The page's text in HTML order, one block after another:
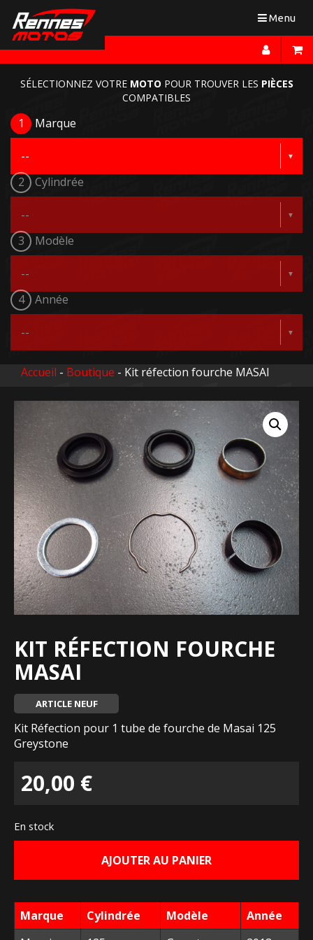
Toggle
Menu
SÉLECTIONNEZ VOTRE MOTO POUR TROUVER LES PIÈCES
COMPATIBLES
1 Marque
2 Cylindrée
3 Modèle
4 Année
Accueil - Boutique - Kit réfection fourche MASAI
KIT RÉFECTION FOURCHE
MASAI
ARTICLE NEUF
Kit Réfection pour 1 tube de fourche de Masai 125
Greystone
20,00 €
En stock
AJOUTER AU PANIER
Marque Cylindrée Modèle
Année